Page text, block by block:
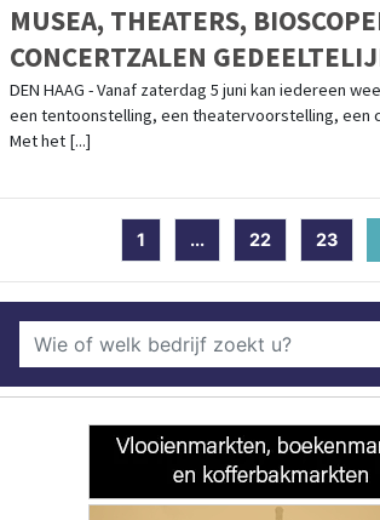
MUSEA, THEATERS,
CONCERTZALEN
OPEN VOOR PUBLIEK
DEN HAAG - Vanaf zaterdag 5 juni kan iedereen
een tentoonstelling, een theatervoorstelling, een
Met het [...]
1 ... 22 23